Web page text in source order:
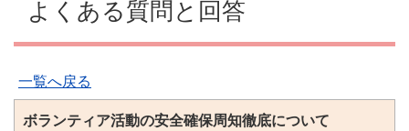
よくある質問と回答
一覧へ戻る
ボランティア活動の安全確保周知徹底について